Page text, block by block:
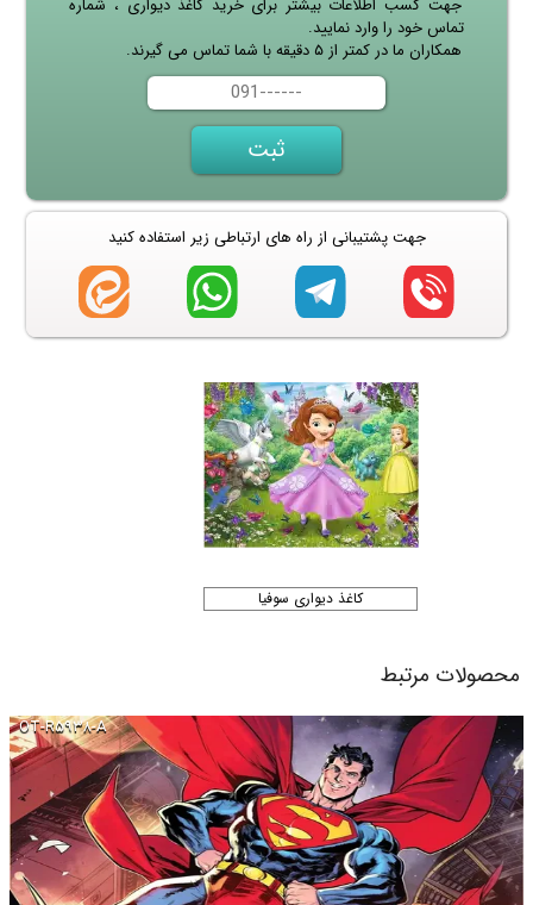
جهت کسب اطلاعات بیشتر برای خرید کاغذ دیواری ، شماره
تماس خود را وارد نمایید.
همکاران ما در کمتر از ۵ دقیقه با شما تماس می گیرند.
جهت پشتیبانی از راه های ارتباطی زیر استفاده کنید
کاغذ دیواری سوفیا
محصولات مرتبط
OT-R۵۹۳۸-A